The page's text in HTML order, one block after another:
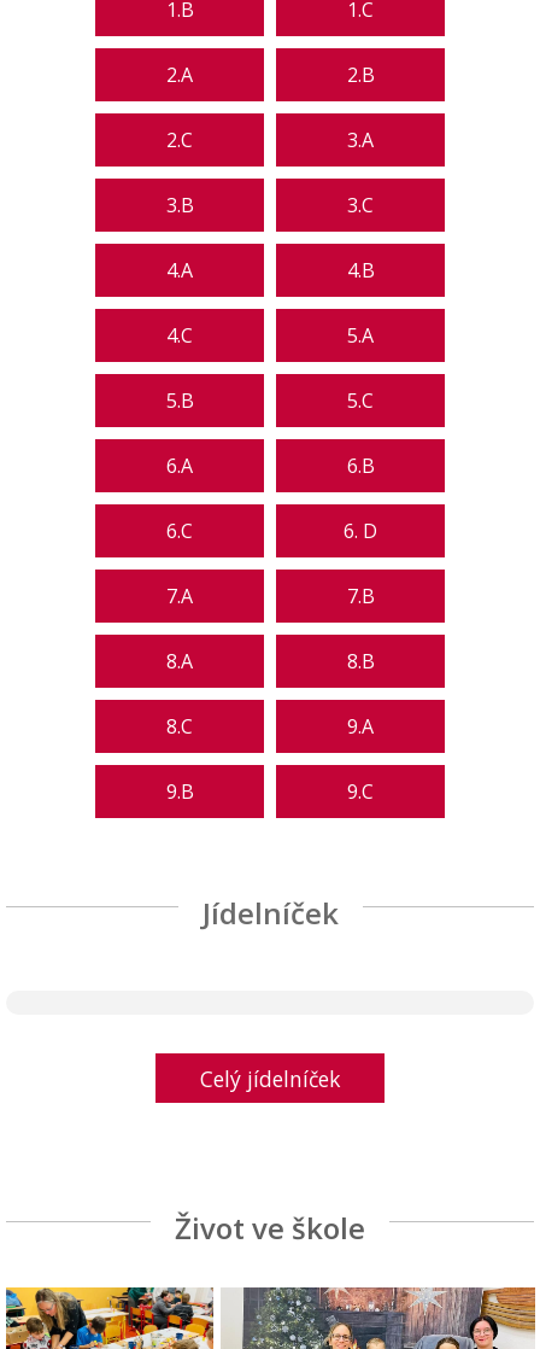
1.B 1.C
2.A 2.B
2.C 3.A
3.B 3.C
4.A 4.B
4.C 5.A
5.B 5.C
6.A 6.B
6.C 6. D
7.A 7.B
8.A 8.B
8.C 9.A
9.B 9.C
Jídelníček
Celý jídelníček
Život ve škole